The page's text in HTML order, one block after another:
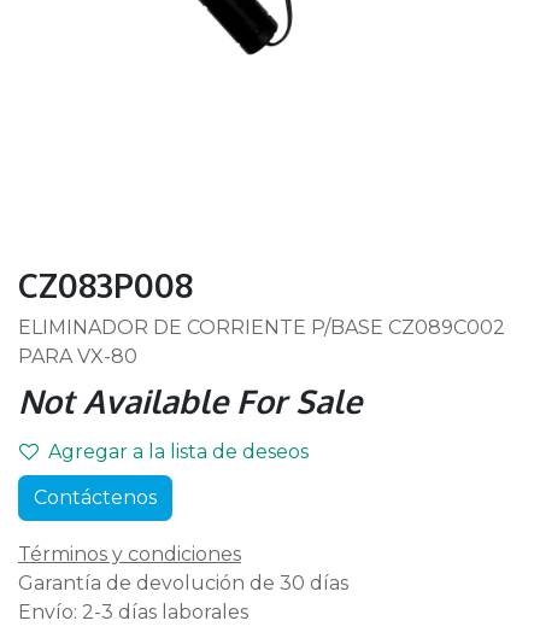
CZ083P008
ELIMINADOR DE CORRIENTE P/BASE CZ089C002
PARA VX-80
Not Available For Sale
Agregar a la lista de deseos
Contáctenos
Términos y condiciones
Garantía de devolución de 30 días
Envío: 2-3 días laborales